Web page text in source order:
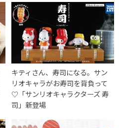
キティさん、寿司になる。サン
リオキャラがお寿司を背負って
♡「サンリオキャラクターズ 寿
司」新登場